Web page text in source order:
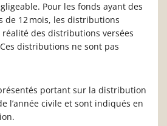
Pour les fonds ayant des
de 12 mois, les distributions
des distributions versées
distributions ne sont pas
portant sur la distribution
l’année civile et sont indiqués en